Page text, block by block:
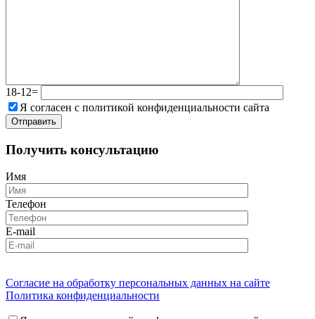
18-12=
Я согласен с политикой конфиденциальности сайта
Получить консультацию
Имя
Телефон
E-mail
Согласие на обработку персональных данных на сайте
Политика конфиденциальности